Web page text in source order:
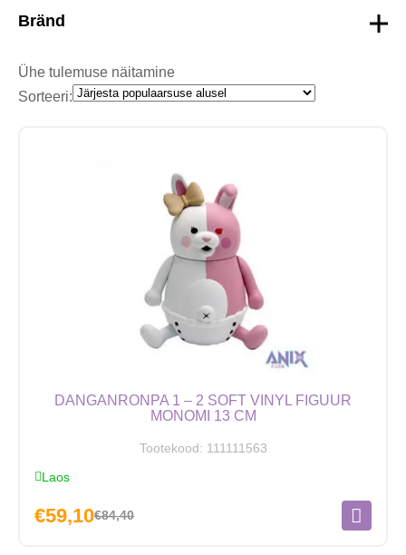
Bränd
Ühe tulemuse näitamine
Sorteeri:
DANGANRONPA 1 – 2 SOFT VINYL FIGUUR
MONOMI 13 CM
Tootekood: 111111563
Laos
€84,40
€59,10